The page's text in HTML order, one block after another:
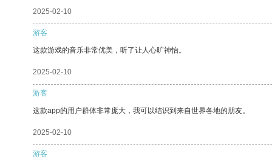
2025-02-10
游客
这款游戏的音乐非常优美，听了让人心旷神怡。
2025-02-10
游客
这款app的用户群体非常庞大，我可以结识到来自世界各地的朋友。
2025-02-10
游客